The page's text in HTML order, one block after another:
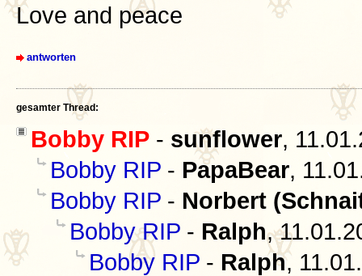
Love and peace
antworten
gesamter Thread:
Bobby RIP - sunflower,
Bobby RIP - PapaBear,
Bobby RIP - Norbert
Bobby RIP - Ralph,
Bobby RIP - Ralph,